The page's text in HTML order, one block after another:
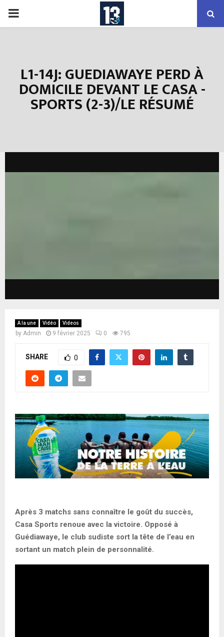
PRIMARY
L1-14J: GUEDIAWAYE PERD À
DOMICILE DEVANT LE CASA -
SPORTS (2-3)/LE RÉSUMÉ
A la une Vidéo Videos
by Admin 9 février 2025 0 795
SHARE 0
Après 3 matchs sans connaître le goût du succès,
Casa Sports renoue avec la victoire. Opposé à
Guédiawaye, le club sudiste sort la tête de l’eau en
sortant un match plein de personnalité.